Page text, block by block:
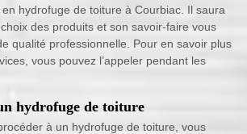
hydrofuge de toiture à Courbiac. Il saura
des produits et son savoir-faire vous
qualité professionnelle. Pour en savoir plus
vous pouvez l’appeler pendant les
hydrofuge de toiture
à un hydrofuge de toiture, vous